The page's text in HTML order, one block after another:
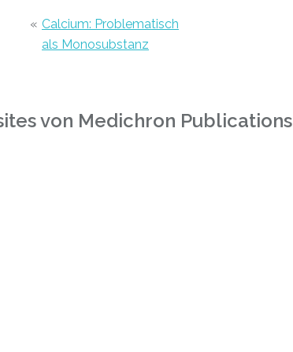
« Calcium: Problematisch
als Monosubstanz
von Medichron Publications